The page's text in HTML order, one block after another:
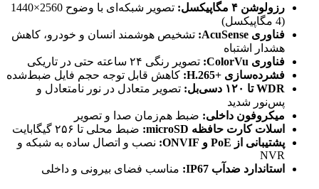
رزولوشن ۴ مگاپیکسل:
تصویر شبکه‌ای با وضوح 2560×1440
(4 مگاپیکسل)
فناوری AcuSense:
تشخیص هوشمند انسان و خودرو، کاهش
هشدار اشتباه
فناوری ColorVu:
تصویر رنگی ۲۴ ساعته حتی در تاریکی
فشرده‌سازی H.265+‎:
کاهش قابل توجه حجم فایل ضبط‌شده
WDR تا ۱۲۰ دسی‌بل:
تصویر متعادل در نور نامتعادل و
پس‌نور شدید
میکروفون داخلی: ضبط هم‌زمان صدا و تصویر
اسلات کارت حافظه microSD:
ضبط محلی تا ۲۵۶ گیگابایت
پشتیبانی از PoE و ONVIF:
نصب و اتصال ساده به شبکه و
NVR
استاندارد ضدآب IP67:
مناسب فضای بیرونی و داخلی